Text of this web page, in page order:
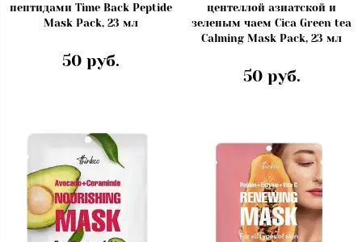
пептидами Time Back Peptide
Mask Pack, 23 мл
50 руб.
центеллой азиатской и
зеленым чаем Cica Green tea
Calming Mask Pack, 23 мл
50 руб.